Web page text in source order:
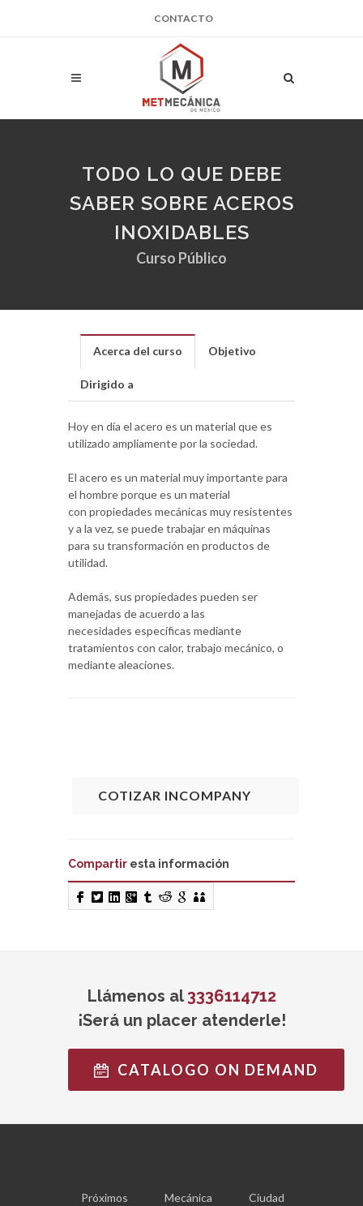
CONTACTO
TODO LO QUE DEBE
SABER SOBRE ACEROS
INOXIDABLES
Curso Público
Acerca del curso Objetivo
Dirigido a
Hoy en día el acero es un material que es
utilizado ampliamente por la sociedad.
El acero es un material muy importante para
el hombre porque es un material
con propiedades mecánicas muy resistentes
y a la vez, se puede trabajar en máquinas
para su transformación en productos de
utilidad.
Además, sus propiedades pueden ser
manejadas de acuerdo a las
necesidades específicas mediante
tratamientos con calor, trabajo mecánico, o
mediante aleaciones.
COTIZAR INCOMPANY
Compartir esta información
Llámenos al 3336114712
¡Será un placer atenderle!
CATALOGO ON DEMAND
Próximos
Mecánica
Ciudad